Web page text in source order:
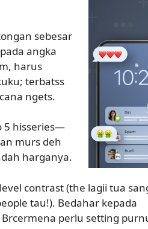
sebesar
angka
harus
terbatss
ngets.
5 hisseries—
murs deh
harganya.
contrast (the lagii tua
tau!). Bedahar kepada
perlu setting